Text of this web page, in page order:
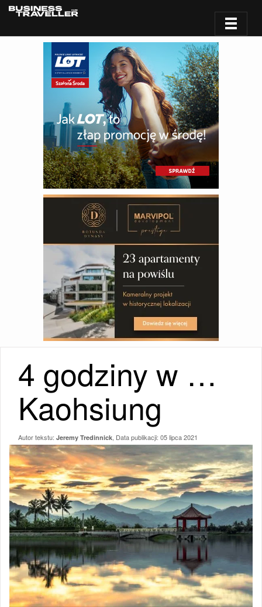
4 godziny w …
Kaohsiung
Autor tekstu: Jeremy Tredinnick , Data publikacji: 05 lipca 2021